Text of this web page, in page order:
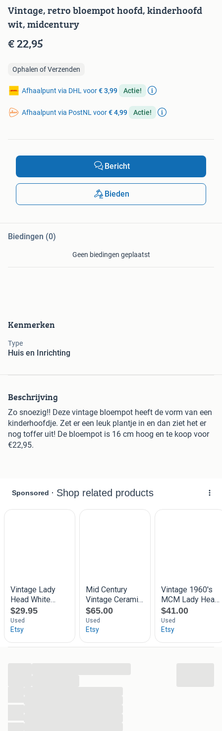
Kenmerken
Type
Huis en Inrichting
Beschrijving
Zo snoezig!! Deze vintage bloempot heeft de vorm van een
kinderhoofdje. Zet er een leuk plantje in en dan ziet het er
nog toffer uit! De bloempot is 16 cm hoog en te koop voor
€22,95.
Vintage, retro bloempot hoofd, kinderhoofd
wit, midcentury
€ 22,95
Ophalen of Verzenden
Afhaalpunt via DHL voor€ 3,99 Actie!
Afhaalpunt via PostNL voor€ 4,99 Actie!
Bericht
Bieden
Biedingen (0)
Geen biedingen geplaatst